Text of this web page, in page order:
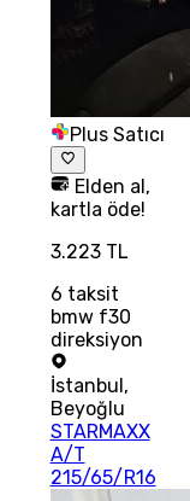
Plus Satıcı
Elden al,
kartla öde!
3.223 TL
6 taksit
bmw f30
direksiyon
İstanbul,
Beyoğlu
STARMAXX
A/T
215/65/R16